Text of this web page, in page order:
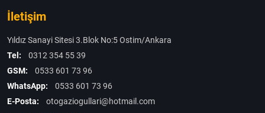
İletişim
Yıldız Sanayi Sitesi 3.Blok No:5 Ostim/Ankara
Tel:
0312 354 55 39
GSM:
0533 601 73 96
WhatsApp:
0533 601 73 96
E-Posta:
otogaziogullari@hotmail.com